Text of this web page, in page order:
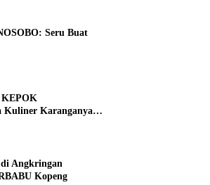
Seru Buat
KEPOK
Kuliner Karanganyar,
Angkringan
Kopeng